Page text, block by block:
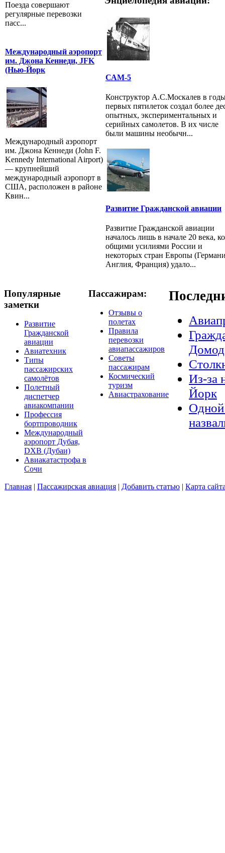
Поезда совершают
регулярные перевозки
пасс...
Международный аэропорт
им. Джона Кеннеди, JFK
(Нью-Йорк
Международный аэропорт
им. Джона Кеннеди (John F.
Kennedy International Airport)
— крупнейший
международный аэропорт в
США, расположен в районе
Квин...
САМ-5
Конструктор А.С.Москалев в
первых пятилеток создал более
опытных, экспериментальных и
серийных самолетов. В их числе
были машины необычн...
Развитие Гражданской авиации
Развитие Гражданской авиации
началось лишь в начале 20 века,
общими усилиями России и
некоторых стран Европы
Англия, Франция) удало...
Популярные
заметки
Развитие
Гражданской
авиации
Авиатехник
Типы
пассажирских
самолётов
Полетный
диспетчер
авиакомпании
Профессия
бортпроводник
Международный
аэропорт Дубая,
DXB (Дубаи)
Авиакатастрофа в
Сочи
Пассажирам:
Отзывы о
полетах
Правила
перевозки
авиапассажиров
Советы
пассажирам
Космический
туризм
Авиастрахование
Из-за
Йорк
Одной
Главная | Пассажирская авиация | Добавить статью | Карта